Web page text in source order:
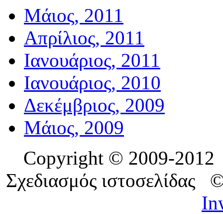
Μάιος, 2011
Απρίλιος, 2011
Ιανουάριος, 2011
Ιανουάριος, 2010
Δεκέμβριος, 2009
Μάιος, 2009
Copyright © 2009-
Σχεδιασμός